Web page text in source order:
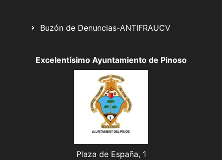
Buzón de Denuncias-ANTIFRAUCV
Excelentísimo Ayuntamiento de Pinoso
Plaza de España, 1